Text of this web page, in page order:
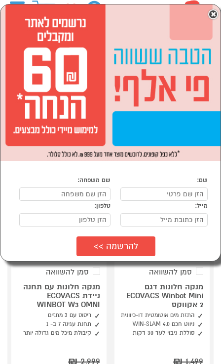
מוצרי חשמל
מוצרי חשמל לבית
הסתר רשימת קטגוריות
שואב אבק רובוטי (12)
שואבי אבק ECOVACS אקוואקס
סמן להשוואה
מנקה חלונות דגם
ECOVACS Winbot Mini
2 אקווקס
התזת מים אוטומטית דו-כיוונית
ניווט חכם WIN-SLAM 4.0
סוללת גיבוי לעד 30 דקות
1,499
₪
סמן להשוואה
מנקה חלונות עם תחנה
ניידת ECOVACS
WINBOT W3 OMNI
ריסוס עם 3 מתזים
תחנת עגינה 7 ב- 1
קיבולת מיכל מים גדולה יותר
2,999
₪
×
שם: שם משפחה:
מייל: טלפון: